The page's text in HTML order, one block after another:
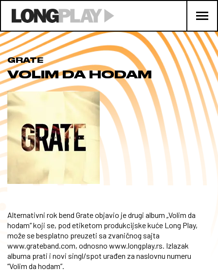
GRATE
VOLIM DA HODAM
Alternativni rok bend Grate objavio je drugi album „Volim da
hodam“ koji se, pod etiketom produkcijske kuće Long Play,
može se besplatno preuzeti sa zvaničnog sajta
www.grateband.com, odnosno www.longplay.rs. Izlazak
albuma prati i novi singl/spot urađen za naslovnu numeru
“Volim da hodam”.